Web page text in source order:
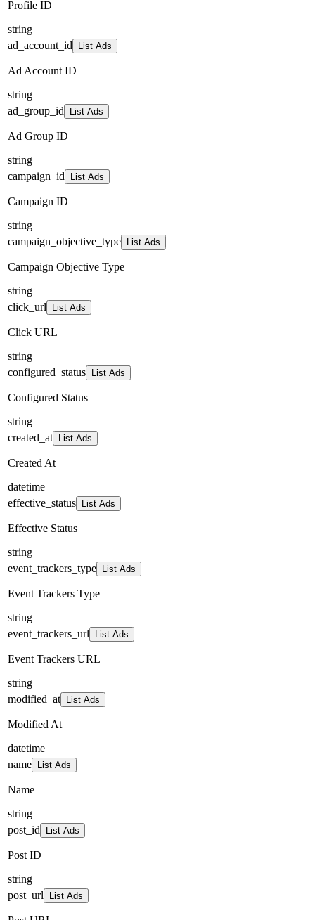
Profile ID
string
ad_account_id
List Ads
Ad Account ID
string
ad_group_id
List Ads
Ad Group ID
string
campaign_id
List Ads
Campaign ID
string
campaign_objective_type
List Ads
Campaign Objective Type
string
click_url
List Ads
Click URL
string
configured_status
List Ads
Configured Status
string
created_at
List Ads
Created At
datetime
effective_status
List Ads
Effective Status
string
event_trackers_type
List Ads
Event Trackers Type
string
event_trackers_url
List Ads
Event Trackers URL
string
modified_at
List Ads
Modified At
datetime
name
List Ads
Name
string
post_id
List Ads
Post ID
string
post_url
List Ads